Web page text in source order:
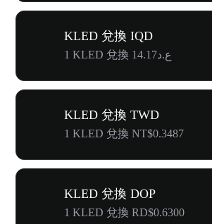
KLED 兌換 IQD
1 KLED 兌換 ع.د14.17
KLED 兌換 TWD
1 KLED 兌換 NT$0.3487
KLED 兌換 DOP
1 KLED 兌換 RD$0.6300